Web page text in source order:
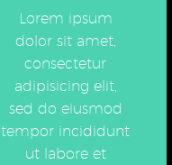
Lorem ipsum
dolor sit amet,
consectetur
adipisicing elit,
sed do eiusmod
tempor incididunt
ut labore et